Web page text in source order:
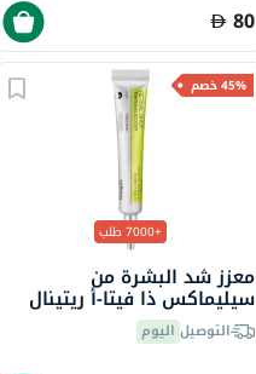
80
45% خصم
+7000 طلب
معزز شد البشرة من
سيليماكس ذا فيتا-أ ريتينال
شوت، 15 مل
التوصيل اليوم